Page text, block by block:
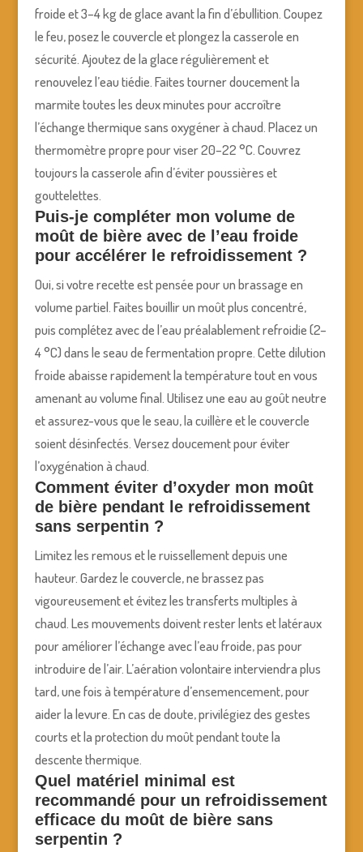
froide et 3–4 kg de glace avant la fin d’ébullition. Coupez
le feu, posez le couvercle et plongez la casserole en
sécurité. Ajoutez de la glace régulièrement et
renouvelez l’eau tiédie. Faites tourner doucement la
marmite toutes les deux minutes pour accroître
l’échange thermique sans oxygéner à chaud. Placez un
thermomètre propre pour viser 20–22 °C. Couvrez
toujours la casserole afin d’éviter poussières et
gouttelettes.
Puis-je compléter mon volume de
moût de bière avec de l’eau froide
pour accélérer le refroidissement ?
Oui, si votre recette est pensée pour un brassage en
volume partiel. Faites bouillir un moût plus concentré,
puis complétez avec de l’eau préalablement refroidie (2–
4 °C) dans le seau de fermentation propre. Cette dilution
froide abaisse rapidement la température tout en vous
amenant au volume final. Utilisez une eau au goût neutre
et assurez-vous que le seau, la cuillère et le couvercle
soient désinfectés. Versez doucement pour éviter
l’oxygénation à chaud.
Comment éviter d’oxyder mon moût
de bière pendant le refroidissement
sans serpentin ?
Limitez les remous et le ruissellement depuis une
hauteur. Gardez le couvercle, ne brassez pas
vigoureusement et évitez les transferts multiples à
chaud. Les mouvements doivent rester lents et latéraux
pour améliorer l’échange avec l’eau froide, pas pour
introduire de l’air. L’aération volontaire interviendra plus
tard, une fois à température d’ensemencement, pour
aider la levure. En cas de doute, privilégiez des gestes
courts et la protection du moût pendant toute la
descente thermique.
Quel matériel minimal est
recommandé pour un refroidissement
efficace du moût de bière sans
serpentin ?